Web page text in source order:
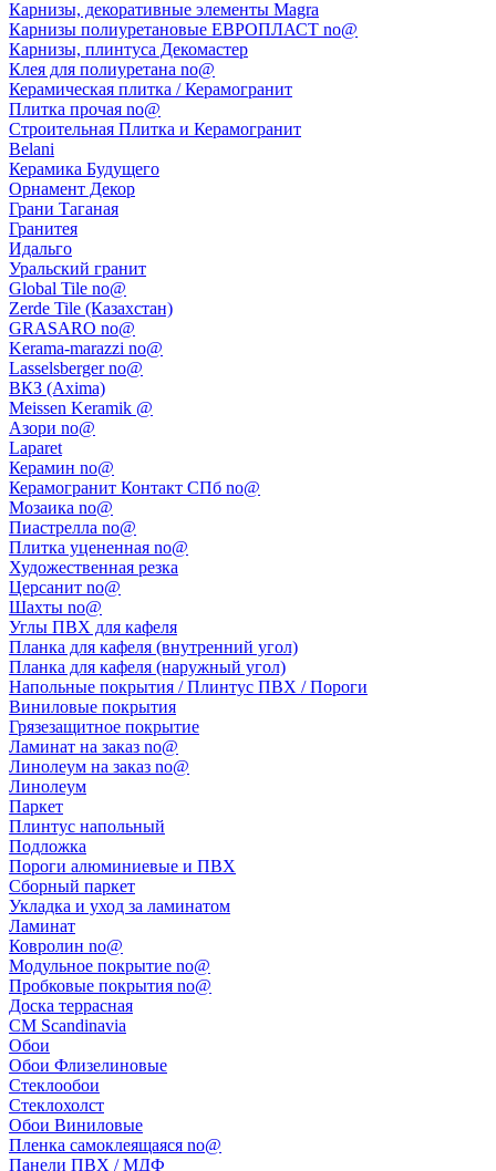
Карнизы, декоративные элементы Magra
Карнизы полиуретановые ЕВРОПЛАСТ no@
Карнизы, плинтуса Декомастер
Клея для полиуретана no@
Керамическая плитка / Керамогранит
Плитка прочая no@
Строительная Плитка и Керамогранит
Belani
Керамика Будущего
Орнамент Декор
Грани Таганая
Гранитея
Идальго
Уральский гранит
Global Tile no@
Zerde Tile (Казахстан)
GRASARO no@
Kerama-marazzi no@
Lasselsberger no@
ВКЗ (Axima)
Meissen Keramik @
Азори no@
Laparet
Керамин no@
Керамогранит Контакт СПб no@
Мозаика no@
Пиастрелла no@
Плитка уцененная no@
Художественная резка
Церсанит no@
Шахты no@
Углы ПВХ для кафеля
Планка для кафеля (внутренний угол)
Планка для кафеля (наружный угол)
Напольные покрытия / Плинтус ПВХ / Пороги
Виниловые покрытия
Грязезащитное покрытие
Ламинат на заказ no@
Линолеум на заказ no@
Линолеум
Паркет
Плинтус напольный
Подложка
Пороги алюминиевые и ПВХ
Сборный паркет
Укладка и уход за ламинатом
Ламинат
Ковролин no@
Модульное покрытие no@
Пробковые покрытия no@
Доска террасная
CM Scandinavia
Обои
Обои Флизелиновые
Стеклообои
Стеклохолст
Обои Виниловые
Пленка самоклеящаяся no@
Панели ПВХ / МДФ